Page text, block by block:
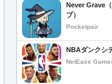
Never Grave
ブ）
Pocketpair
NBAダンクシ
NetEase